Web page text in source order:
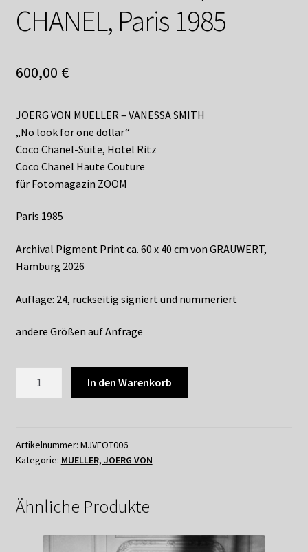
Zahlungsarten
CHANEL, Paris 1985
600,00 €
JOERG VON MUELLER – VANESSA SMITH
„No look for one dollar“
Coco Chanel-Suite, Hotel Ritz
Coco Chanel Haute Couture
für Fotomagazin ZOOM
Paris 1985
Archival Pigment Print ca. 60 x 40 cm von GRAUWERT,
Hamburg 2026
Auflage: 24, rückseitig signiert und nummeriert
andere Größen auf Anfrage
VANESSA
SMITH
COCO
CHANEL,
In den Warenkorb
Artikelnummer: MJVFOT006
Kategorie: MUELLER, JOERG VON
Ähnliche Produkte